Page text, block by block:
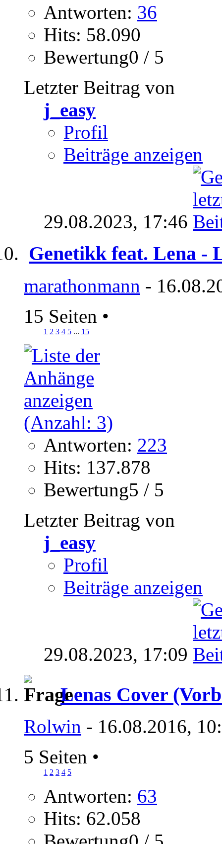
Antworten: 36
Hits: 58.090
Bewertung0 / 5
Letzter Beitrag von
j_easy
Profil
Beiträge anzeigen
29.08.2023, 17:46
Genetikk feat. Lena -
marathonmann -
15 Seiten •
1 2 3 4 5 ... 15
Antworten: 223
Hits: 137.878
Bewertung5 / 5
Letzter Beitrag von
j_easy
Profil
Beiträge anzeigen
29.08.2023, 17:09
Lenas Cover
Rolwin - 16.08.2016,
5 Seiten •
1 2 3 4 5
Antworten: 63
Hits: 62.058